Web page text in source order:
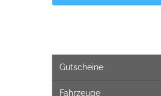
Gutscheine
Fahrzeuge